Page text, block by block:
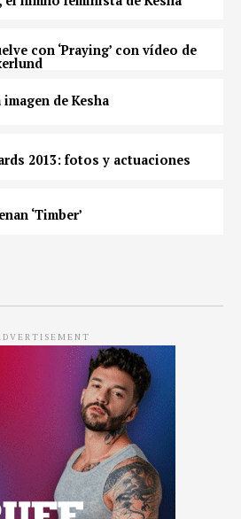
con ‘Praying’ con vídeo de
imagen de Kesha
2013: fotos y actuaciones
‘Timber’